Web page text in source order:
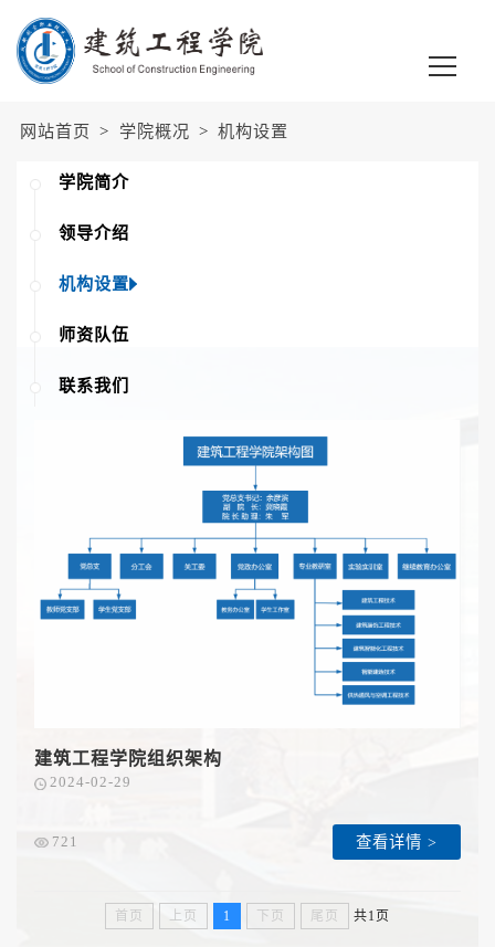
网站首页 > 学院概况 > 机构设置
学院简介
领导介绍
机构设置
师资队伍
联系我们
建筑工程学院组织架构
2024-02-29
721 查看详情 >
首页 上页 1 下页 尾页 共1页